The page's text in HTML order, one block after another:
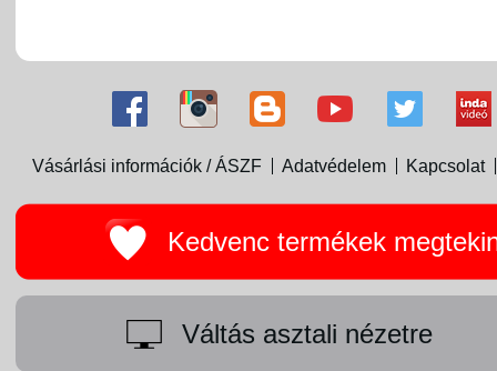
Vásárlási információk / ÁSZF Adatvédelem Kapcsolat
Kedvenc termékek
Váltás asztali nézetre